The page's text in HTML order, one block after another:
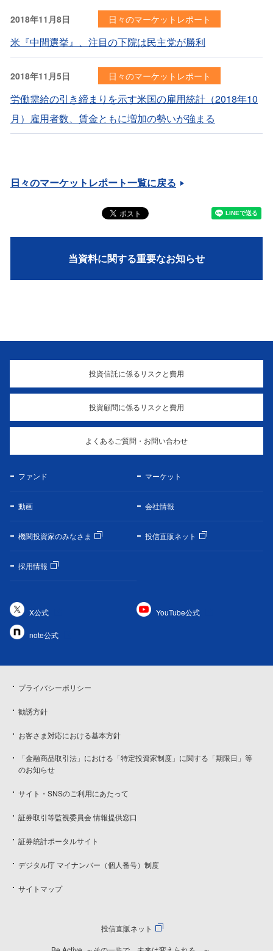
2018年11月8日 日々のマーケットレポート
米『中間選挙』、注目の下院は民主党が勝利
2018年11月5日 日々のマーケットレポート
労働需給の引き締まりを示す米国の雇用統計（2018年10
月）雇用者数、賃金ともに増加の勢いが強まる
日々のマーケットレポート一覧に戻る
当資料に関する重要なお知らせ
投資信託に係るリスクと費用
投資顧問に係るリスクと費用
よくあるご質問・お問い合わせ
ファンド マーケット
動画 会社情報
機関投資家のみなさま 投信直販ネット
採用情報
X公式 YouTube公式
note公式
プライバシーポリシー
勧誘方針
お客さま対応における基本方針
「金融商品取引法」における「特定投資家制度」に関する「期限日」等
のお知らせ
サイト・SNSのご利用にあたって
証券取引等監視委員会 情報提供窓口
証券統計ポータルサイト
デジタル庁 マイナンバー（個人番号）制度
サイトマップ
投信直販ネット